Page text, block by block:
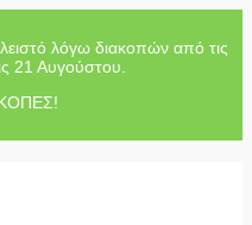
λόγω διακοπών από τις
21 Αυγούστου.